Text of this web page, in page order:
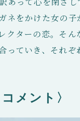
ネをかけた女の
クターの恋。そ
っていき、それぞ
メント〉